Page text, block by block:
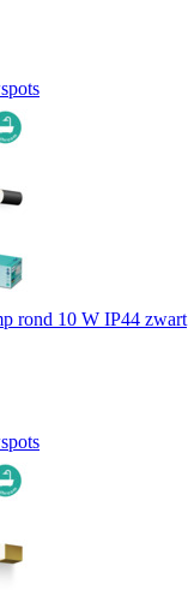
rond 10 W IP44 zwart